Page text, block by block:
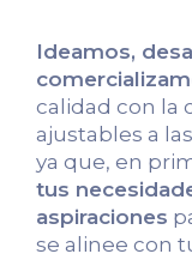
Ideamos,
calidad con la
ajustables a
ya que, en
tus
aspiraciones
se alinee con